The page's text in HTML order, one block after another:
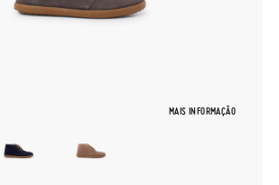
MAIS INFORMAÇÃO